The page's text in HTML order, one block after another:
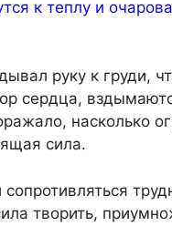
к теплу и
руку к груди,
сердца,
насколько
сила.
творить,